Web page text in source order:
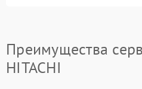
Преимущества
HITACHI